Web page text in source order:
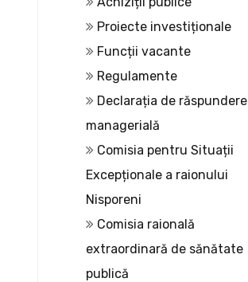
Proiecte investiționale
Funcții vacante
Regulamente
Declarația de răspundere
managerială
Comisia pentru Situații
Excepționale a raionului
Nisporeni
Comisia raională
extraordinară de sănătate
publică